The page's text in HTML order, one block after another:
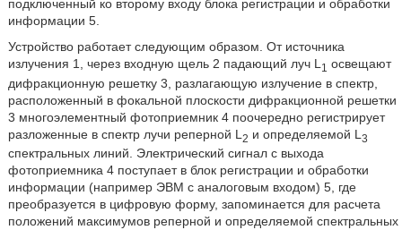
подключенный ко второму входу блока регистрации и обработки
информации 5.
Устройство работает следующим образом. От источника
излучения 1, через входную щель 2 падающий луч L 1 освещают
дифракционную решетку 3, разлагающую излучение в спектр,
расположенный в фокальной плоскости дифракционной решетки
3 многоэлементный фотоприемник 4 поочередно регистрирует
разложенные в спектр лучи реперной L 2 и определяемой L 3
спектральных линий. Электрический сигнал с выхода
фотоприемника 4 поступает в блок регистрации и обработки
информации (например ЭВМ с аналоговым входом) 5, где
преобразуется в цифровую форму, запоминается для расчета
положений максимумов реперной и определяемой спектральных